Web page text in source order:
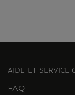
AIDE ET SERVICE
FAQ